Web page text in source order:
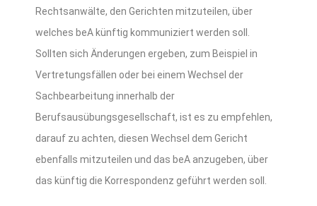
Rechtsanwälte, den Gerichten mitzuteilen, über
welches beA künftig kommuniziert werden soll.
Sollten sich Änderungen ergeben, zum Beispiel in
Vertretungsfällen oder bei einem Wechsel der
Sachbearbeitung innerhalb der
Berufsausübungsgesellschaft, ist es zu empfehlen,
darauf zu achten, diesen Wechsel dem Gericht
ebenfalls mitzuteilen und das beA anzugeben, über
das künftig die Korrespondenz geführt werden soll.